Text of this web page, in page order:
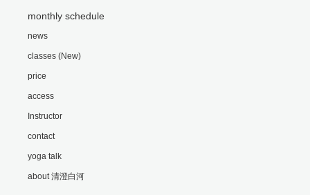
monthly schedule
news
classes (New)
price
access
Instructor
contact
yoga talk
about 清澄白河